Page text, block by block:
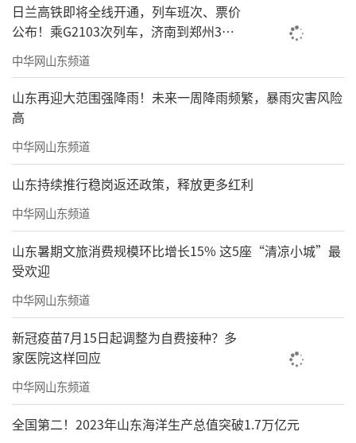
日兰高铁即将全线开通，列车班次、票价
公布！乘G2103次列车，济南到郑州3小
时到达
中华网山东频道
山东再迎大范围强降雨！未来一周降雨频繁，暴雨灾害风险
高
中华网山东频道
山东持续推行稳岗返还政策，释放更多红利
中华网山东频道
山东暑期文旅消费规模环比增长15% 这5座“清凉小城”最
受欢迎
中华网山东频道
新冠疫苗7月15日起调整为自费接种？多
家医院这样回应
中华网山东频道
全国第二！2023年山东海洋生产总值突破1.7万亿元